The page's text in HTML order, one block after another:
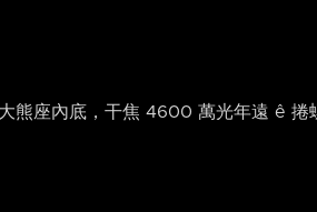
熊座內底，干焦 4600 萬光年遠 ê 捲